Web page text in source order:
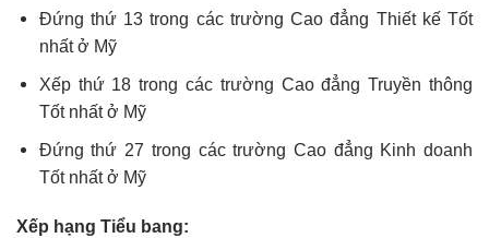
Đứng thứ 13 trong các trường Cao đẳng Thiết kế Tốt
nhất ở Mỹ
Xếp thứ 18 trong các trường Cao đẳng Truyền thông
Tốt nhất ở Mỹ
Đứng thứ 27 trong các trường Cao đẳng Kinh doanh
Tốt nhất ở Mỹ
Xếp hạng Tiểu bang: